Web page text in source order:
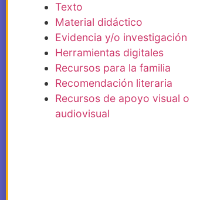
Texto
Material didáctico
Evidencia y/o investigación
Herramientas digitales
Recursos para la familia
Recomendación literaria
Recursos de apoyo visual o
audiovisual